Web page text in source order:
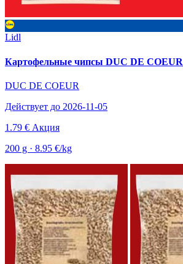
Lidl
Картофельные чипсы DUC DE COEUR
DUC DE COEUR
Действует до 2026-11-05
1.79 € Акция
200 g · 8.95 €/kg